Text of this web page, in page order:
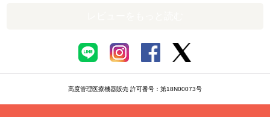
高度管理医療機器販売 許可番号：第18N00073号